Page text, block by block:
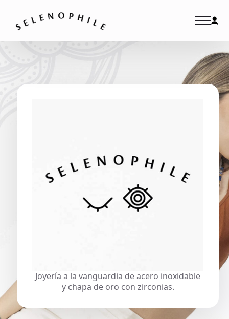
Joyería a la vanguardia de acero inoxidable
y chapa de oro con zirconias.